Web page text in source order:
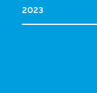
2023